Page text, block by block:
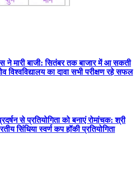
ने मारी बाजी: सितंबर तक बाजार में आ सकती
विश्वविद्यालय का दावा सभी परीक्षण रहे सफल
से प्रतियोगिता को बनाएं रोमांचक: श्री
सिंधिया स्वर्ण कप हॉकी प्रतियोगिता